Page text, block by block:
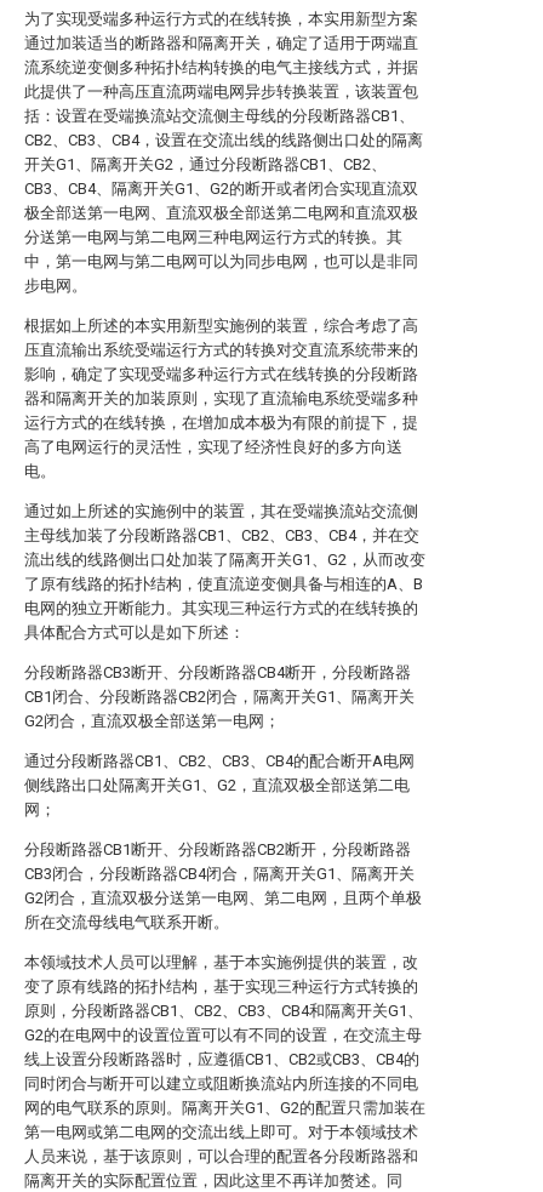
为了实现受端多种运行方式的在线转换，本实用新型方案
通过加装适当的断路器和隔离开关，确定了适用于两端直
流系统逆变侧多种拓扑结构转换的电气主接线方式，并据
此提供了一种高压直流两端电网异步转换装置，该装置包
括：设置在受端换流站交流侧主母线的分段断路器CB1、
CB2、CB3、CB4，设置在交流出线的线路侧出口处的隔离
开关G1、隔离开关G2，通过分段断路器CB1、CB2、
CB3、CB4、隔离开关G1、G2的断开或者闭合实现直流双
极全部送第一电网、直流双极全部送第二电网和直流双极
分送第一电网与第二电网三种电网运行方式的转换。其
中，第一电网与第二电网可以为同步电网，也可以是非同
步电网。
根据如上所述的本实用新型实施例的装置，综合考虑了高
压直流输出系统受端运行方式的转换对交直流系统带来的
影响，确定了实现受端多种运行方式在线转换的分段断路
器和隔离开关的加装原则，实现了直流输电系统受端多种
运行方式的在线转换，在增加成本极为有限的前提下，提
高了电网运行的灵活性，实现了经济性良好的多方向送
电。
通过如上所述的实施例中的装置，其在受端换流站交流侧
主母线加装了分段断路器CB1、CB2、CB3、CB4，并在交
流出线的线路侧出口处加装了隔离开关G1、G2，从而改变
了原有线路的拓扑结构，使直流逆变侧具备与相连的A、B
电网的独立开断能力。其实现三种运行方式的在线转换的
具体配合方式可以是如下所述：
分段断路器CB3断开、分段断路器CB4断开，分段断路器
CB1闭合、分段断路器CB2闭合，隔离开关G1、隔离开关
G2闭合，直流双极全部送第一电网；
通过分段断路器CB1、CB2、CB3、CB4的配合断开A电网
侧线路出口处隔离开关G1、G2，直流双极全部送第二电
网；
分段断路器CB1断开、分段断路器CB2断开，分段断路器
CB3闭合，分段断路器CB4闭合，隔离开关G1、隔离开关
G2闭合，直流双极分送第一电网、第二电网，且两个单极
所在交流母线电气联系开断。
本领域技术人员可以理解，基于本实施例提供的装置，改
变了原有线路的拓扑结构，基于实现三种运行方式转换的
原则，分段断路器CB1、CB2、CB3、CB4和隔离开关G1、
G2的在电网中的设置位置可以有不同的设置，在交流主母
线上设置分段断路器时，应遵循CB1、CB2或CB3、CB4的
同时闭合与断开可以建立或阻断换流站内所连接的不同电
网的电气联系的原则。隔离开关G1、G2的配置只需加装在
第一电网或第二电网的交流出线上即可。对于本领域技术
人员来说，基于该原则，可以合理的配置各分段断路器和
隔离开关的实际配置位置，因此这里不再详加赘述。同